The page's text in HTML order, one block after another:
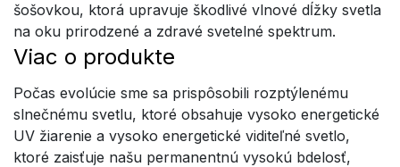
šošovkou, ktorá upravuje škodlivé vlnové dĺžky svetla
na oku prirodzené a zdravé svetelné spektrum.
Viac o produkte
Počas evolúcie sme sa prispôsobili rozptýlenému
slnečnému svetlu, ktoré obsahuje vysoko energetické
UV žiarenie a vysoko energetické viditeľné svetlo,
ktoré zaisťuje našu permanentnú vysokú bdelosť,